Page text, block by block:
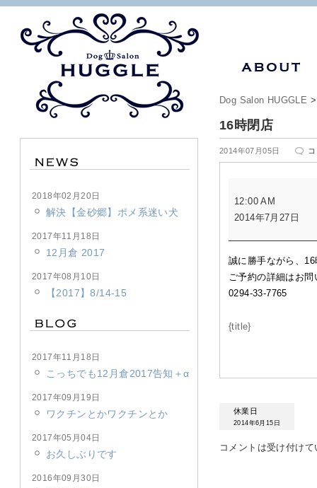
Dog Salon HUGGLE
16時閉店
2014年07月05日
16
時
時
閉
12:00 AM
2014年7月27日
誠に勝手ながら、
ご予約の詳細はお
0294-33-7765
{title}
休業日
2014年6月15日
コメントは受け付け
2018年02月20日
解決【金砂郷】ポメ系迷い犬
2017年11月18日
12月倉 2017
2017年08月10日
【2017】8/14-15
2017年11月18日
こっちでも12月倉2017告知＋α
2017年09月19日
ワクチンとかワクチンとか
2017年05月04日
お久しぶりです
2016年09月30日